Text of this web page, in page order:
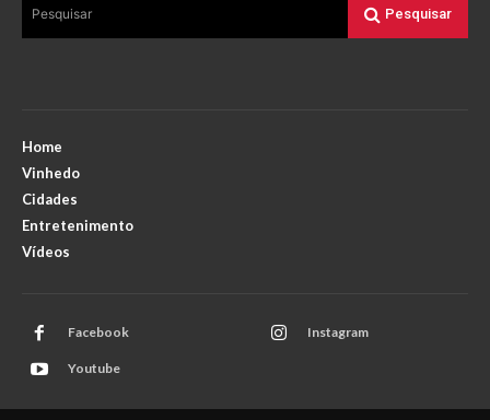
Pesquisar Pesquisar
Home
Vinhedo
Cidades
Entretenimento
Vídeos
Facebook Instagram
Youtube